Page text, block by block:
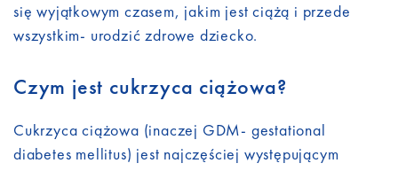
się wyjątkowym czasem, jakim jest ciążą i przede
wszystkim- urodzić zdrowe dziecko.
Czym jest cukrzyca ciążowa?
Cukrzyca ciążowa (inaczej GDM- gestational
diabetes mellitus) jest najczęściej występującym